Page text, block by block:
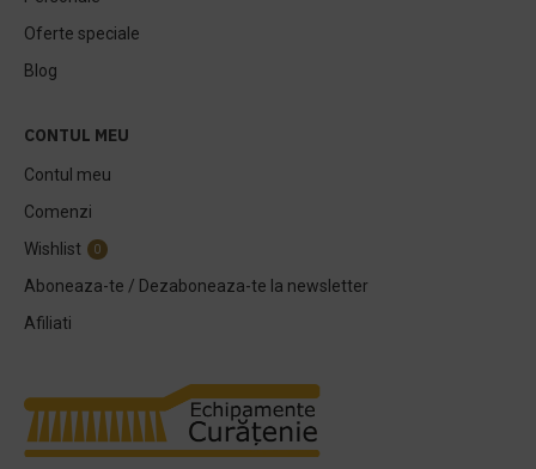
Oferte speciale
Blog
CONTUL MEU
Contul meu
Comenzi
Wishlist
0
Aboneaza-te / Dezaboneaza-te la newsletter
Afiliati